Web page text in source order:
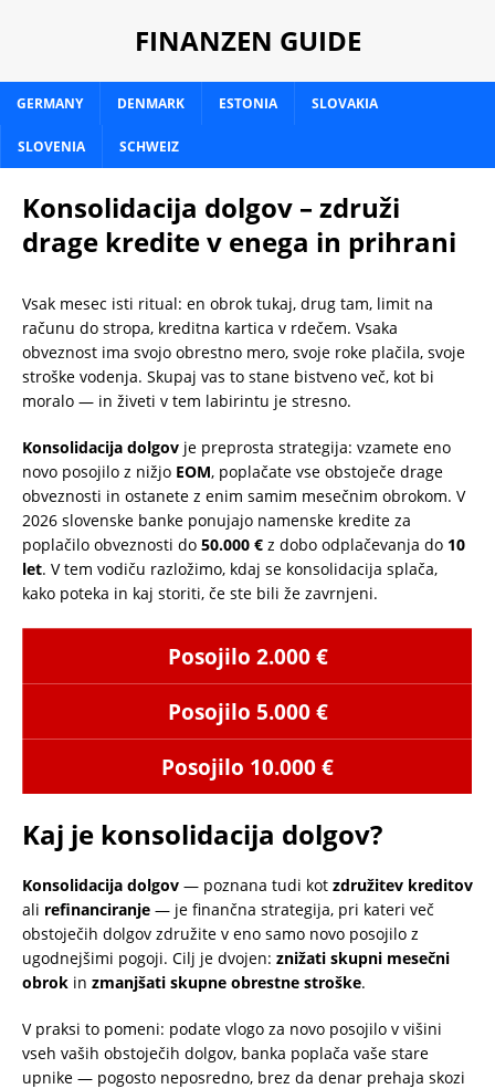
FINANZEN GUIDE
GERMANY DENMARK ESTONIA SLOVAKIA
SLOVENIA SCHWEIZ
Konsolidacija dolgov – združi
drage kredite v enega in prihrani
Vsak mesec isti ritual: en obrok tukaj, drug tam, limit na
računu do stropa, kreditna kartica v rdečem. Vsaka
obveznost ima svojo obrestno mero, svoje roke plačila, svoje
stroške vodenja. Skupaj vas to stane bistveno več, kot bi
moralo — in živeti v tem labirintu je stresno.
Konsolidacija dolgov je preprosta strategija: vzamete eno
novo posojilo z nižjo EOM, poplačate vse obstoječe drage
obveznosti in ostanete z enim samim mesečnim obrokom. V
2026 slovenske banke ponujajo namenske kredite za
poplačilo obveznosti do 50.000 € z dobo odplačevanja do 10
let. V tem vodiču razložimo, kdaj se konsolidacija splača,
kako poteka in kaj storiti, če ste bili že zavrnjeni.
Posojilo 2.000 €
Posojilo 5.000 €
Posojilo 10.000 €
Kaj je konsolidacija dolgov?
Konsolidacija dolgov — poznana tudi kot združitev kreditov
ali refinanciranje — je finančna strategija, pri kateri več
obstoječih dolgov združite v eno samo novo posojilo z
ugodnejšimi pogoji. Cilj je dvojen: znižati skupni mesečni
obrok in zmanjšati skupne obrestne stroške.
V praksi to pomeni: podate vlogo za novo posojilo v višini
vseh vaših obstoječih dolgov, banka poplača vaše stare
upnike — pogosto neposredno, brez da denar prehaja skozi